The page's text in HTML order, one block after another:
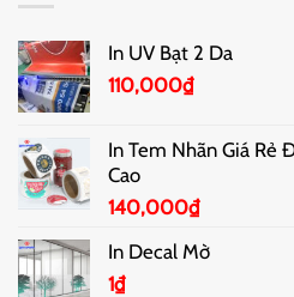
In UV Bạt 2 Da
110,000₫
In Tem Nhãn Giá Rẻ
Cao
140,000₫
In Decal Mờ
1₫